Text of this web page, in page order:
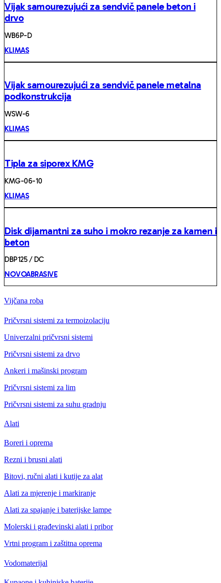
Vijak samourezujući za sendvič panele beton i
drvo
WB6P-D
KLIMAS
Vijak samourezujući za sendvič panele metalna
podkonstrukcija
WSW-6
KLIMAS
Tipla za siporex KMG
KMG-06-10
KLIMAS
Disk dijamantni za suho i mokro rezanje za kamen i
beton
DBP125 / DC
NOVOABRASIVE
Vijčana roba
Pričvrsni sistemi za termoizolaciju
Univerzalni pričvrsni sistemi
Pričvrsni sistemi za drvo
Ankeri i mašinski program
Pričvrsni sistemi za lim
Pričvrsni sistemi za suhu gradnju
Alati
Boreri i oprema
Rezni i brusni alati
Bitovi, ručni alati i kutije za alat
Alati za mjerenje i markiranje
Alati za spajanje i baterijske lampe
Molerski i građevinski alati i pribor
Vrtni program i zaštitna oprema
Vodomaterijal